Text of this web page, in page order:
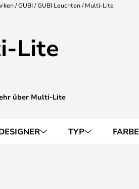
GUBI GUBI Leuchten Multi-Lite
Lite
über Multi-Lite
TYP FARBE